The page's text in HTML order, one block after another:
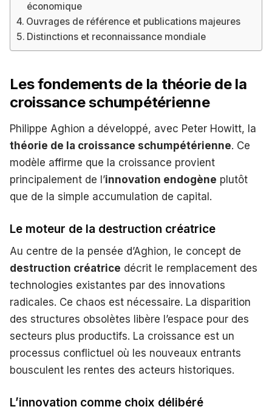
économique
Ouvrages de référence et publications majeures
Distinctions et reconnaissance mondiale
Les fondements de la théorie de la
croissance schumpétérienne
Philippe Aghion a développé, avec Peter Howitt, la
théorie de la croissance schumpétérienne. Ce
modèle affirme que la croissance provient
principalement de l’innovation endogène plutôt
que de la simple accumulation de capital.
Le moteur de la destruction créatrice
Au centre de la pensée d’Aghion, le concept de
destruction créatrice décrit le remplacement des
technologies existantes par des innovations
radicales. Ce chaos est nécessaire. La disparition
des structures obsolètes libère l’espace pour des
secteurs plus productifs. La croissance est un
processus conflictuel où les nouveaux entrants
bousculent les rentes des acteurs historiques.
L’innovation comme choix délibéré